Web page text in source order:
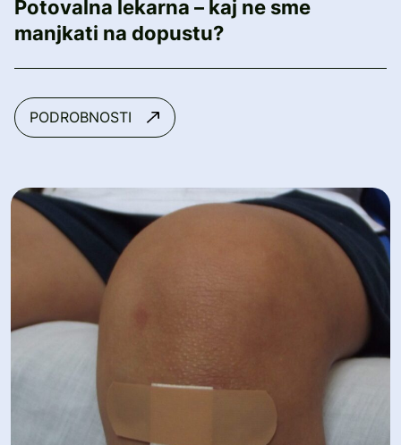
Potovalna lekarna – kaj ne sme
manjkati na dopustu?
PODROBNOSTI